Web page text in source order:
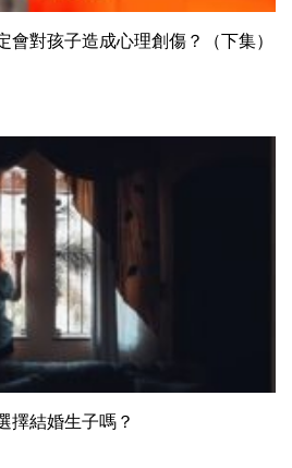
會對孩子造成心理創傷？（下集）
擇結婚生子嗎？